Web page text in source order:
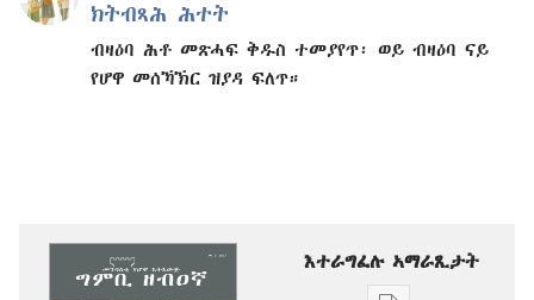
ክትብጻሕ ሕተት
ብዛዕባ ሕቶ መጽሓፍ ቅዱስ ተመያየጥ፡ ወይ ብዛዕባ ናይ
የሆዋ መሰኻኽር ዝያዳ ፍለጥ።
እተራግፈሉ ኣማራጺታት